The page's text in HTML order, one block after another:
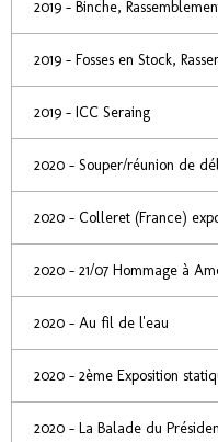
2019 - Binche,
2019 - Fosses en Stock,
2019 - ICC Seraing
2020 - Souper/réunion de
2020 - Colleret (France)
2020 - 21/07 Hommage à
2020 - Au fil de l'eau
2020 - 2ème Exposition
2020 - La Balade du